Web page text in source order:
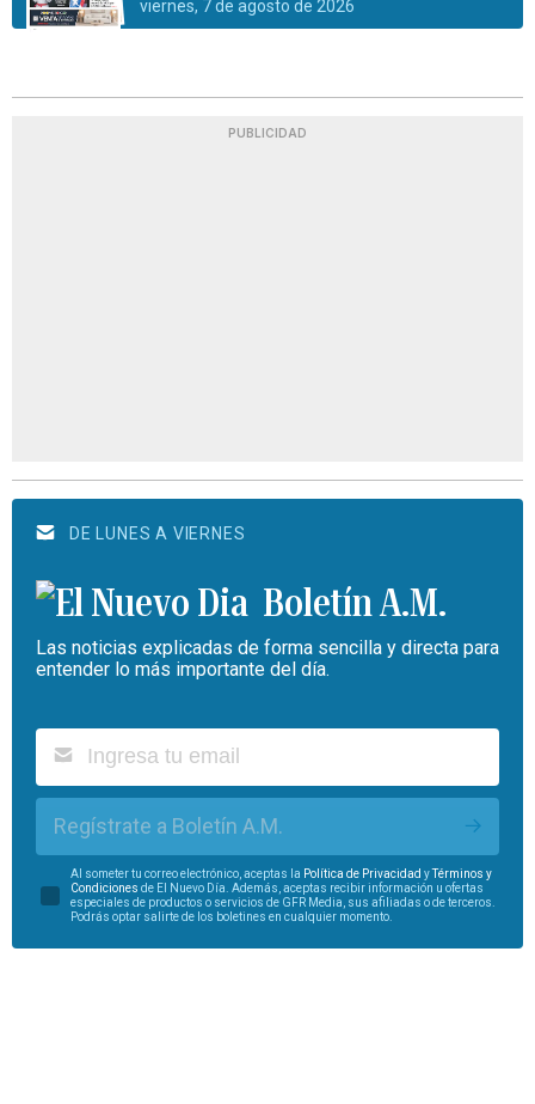
viernes, 7 de agosto de 2026
PUBLICIDAD
DE LUNES A VIERNES
Boletín A.M.
Las noticias explicadas de forma sencilla y directa para
entender lo más importante del día.
Regístrate a Boletín A.M.
Al someter tu correo electrónico, aceptas la Política de Privacidad yTérminos y
Condiciones de El Nuevo Día. Además, aceptas recibir información u ofertas
especiales de productos o servicios de GFR Media, sus afiliadas o de terceros.
Podrás optar salirte de los boletines en cualquier momento.